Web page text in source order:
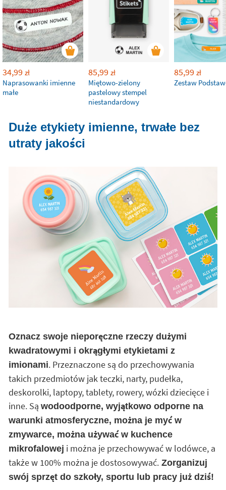
34,99 zł
Naprasowanki imienne
małe
85,99 zł
Miętowo-zielony
pastelowy stempel
niestandardowy
85,99 zł
Zestaw
Duże etykiety imienne, trwałe bez
utraty jakości
Oznacz swoje nieporęczne rzeczy dużymi
kwadratowymi i okrągłymi etykietami z
imionami. Przeznaczone są do przechowywania
takich przedmiotów jak teczki, narty, pudełka,
deskorolki, laptopy, tablety, rowery, wózki dziecięce i
inne. Są wodoodporne, wyjątkowo odporne na
warunki atmosferyczne, można je myć w
zmywarce, można używać w kuchence
mikrofalowej i można je przechowywać w lodówce, a
także w 100% można je dostosowywać.Zorganizuj
swój sprzęt do szkoły, sportu lub pracy już dziś!